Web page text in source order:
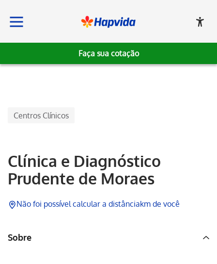
Faça sua cotação
Centros Clínicos
Clínica e Diagnóstico
Prudente de Moraes
Não foi possível calcular a distânciakm de você
Sobre